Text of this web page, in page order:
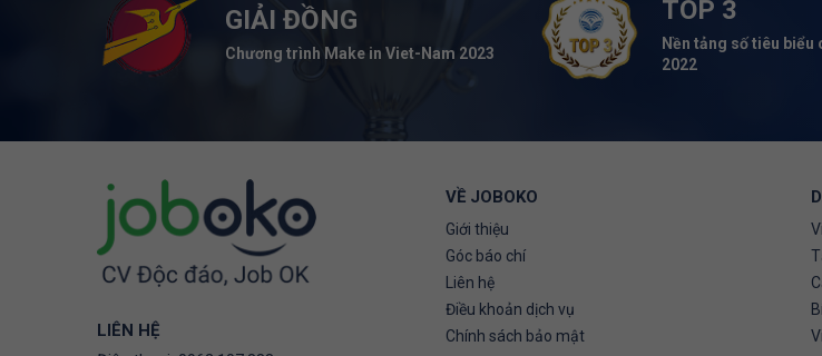
GIẢI ĐỒNG
Chương trình Make in Viet-Nam 2023
TOP 3
Nền tảng số tiêu biểu
2022
LIÊN HỆ
VỀ JOBOKO
Giới thiệu
Góc báo chí
Liên hệ
Điều khoản dịch vụ
Chính sách bảo mật